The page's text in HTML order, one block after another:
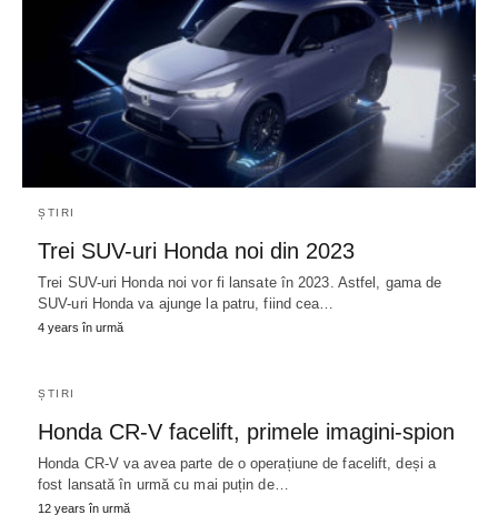
ȘTIRI
Trei SUV-uri Honda noi din 2023
Trei SUV-uri Honda noi vor fi lansate în 2023. Astfel, gama de
SUV-uri Honda va ajunge la patru, fiind cea…
4 years în urmă
ȘTIRI
Honda CR-V facelift, primele imagini-spion
Honda CR-V va avea parte de o operațiune de facelift, deși a
fost lansată în urmă cu mai puțin de…
12 years în urmă